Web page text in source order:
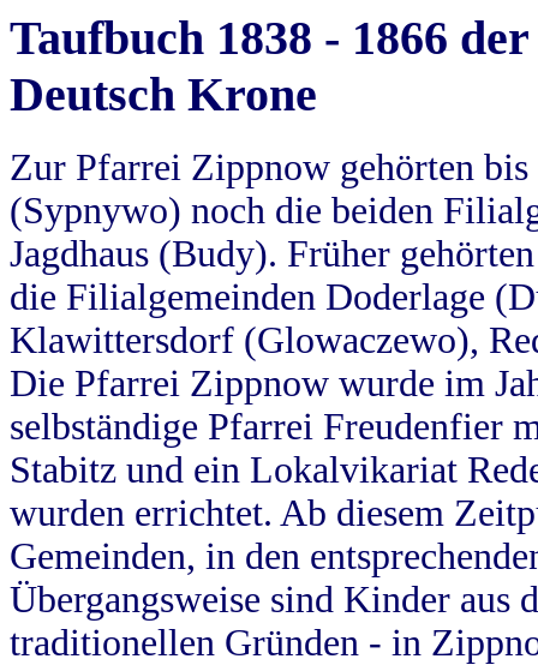
Taufbuch 1838 - 1866
Deutsch Krone
Zur Pfarrei Zippnow gehörten
(Sypnywo) noch die beiden
Jagdhaus (Budy). Früher
die Filialgemeinden Doderlage
Klawittersdorf (Glowaczewo),
Die Pfarrei Zippnow wurde im
selbständige Pfarrei Freudenfier
Stabitz und ein Lokalvikariat
wurden errichtet. Ab diesem
Gemeinden, in den
Übergangsweise sind Kinder aus
traditionellen Gründen - in